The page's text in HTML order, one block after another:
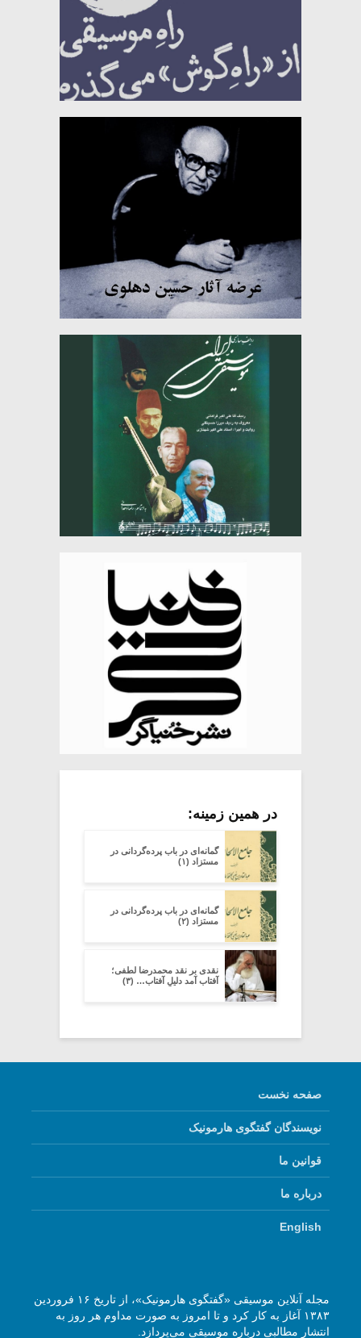
در همین زمینه:
گمانه‌ای در باب پرده‌گردانی در
مستزاد (۱)
گمانه‌ای در باب پرده‌گردانی در
مستزاد (۲)
نقدی بر نقد محمدرضا لطفی؛
آفتاب آمد دلیلِ آفتاب… (۳)
صفحه نخست
نویسندگان گفتگوی هارمونیک
قوانین ما
درباره ما
English
مجله آنلاین موسیقی «گفتگوی هارمونیک»، از تاریخ ۱۶ فروردین
۱۳۸۳ آغاز به کار کرد و تا امروز به صورت مداوم هر روز به
انتشار مطالبی درباره موسیقی می‌پردازد.